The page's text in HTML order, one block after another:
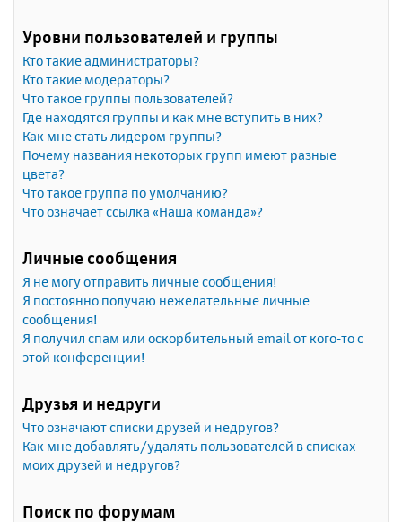
Уровни пользователей и группы
Кто такие администраторы?
Кто такие модераторы?
Что такое группы пользователей?
Где находятся группы и как мне вступить в них?
Как мне стать лидером группы?
Почему названия некоторых групп имеют разные
цвета?
Что такое группа по умолчанию?
Что означает ссылка «Наша команда»?
Личные сообщения
Я не могу отправить личные сообщения!
Я постоянно получаю нежелательные личные
сообщения!
Я получил спам или оскорбительный email от кого-то с
этой конференции!
Друзья и недруги
Что означают списки друзей и недругов?
Как мне добавлять/удалять пользователей в списках
моих друзей и недругов?
Поиск по форумам